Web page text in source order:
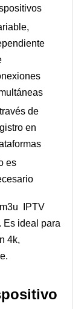
de
en
es
IPTV
Es ideal para
4k,